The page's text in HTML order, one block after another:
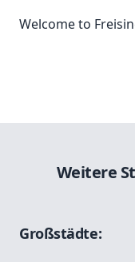
Welcome to
Weitere
Großstädte: